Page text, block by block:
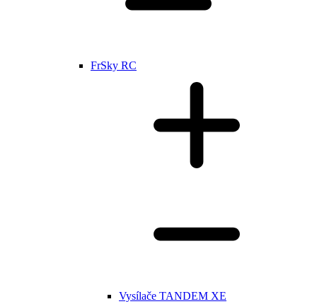
FrSky RC
Vysílače TANDEM XE